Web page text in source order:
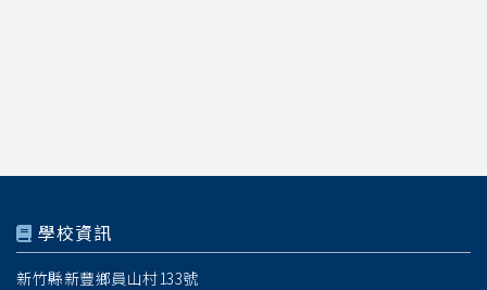
學校資訊
新竹縣新豐鄉員山村133號